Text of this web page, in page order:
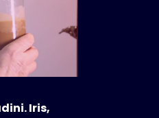
Iris,